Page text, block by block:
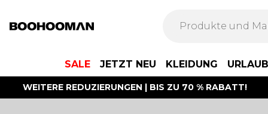
SALE JETZT NEU KLEIDUNG
WEITERE REDUZIERUNGEN | BIS ZU 70 % RABATT!